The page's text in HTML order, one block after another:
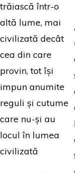
trăiască într-o
altă lume, mai
civilizată decât
cea din care
provin, tot își
impun anumite
reguli și cutume
care nu-și au
locul în lumea
civilizată